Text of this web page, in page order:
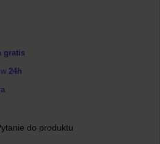
gratis
w 24h
do produktu